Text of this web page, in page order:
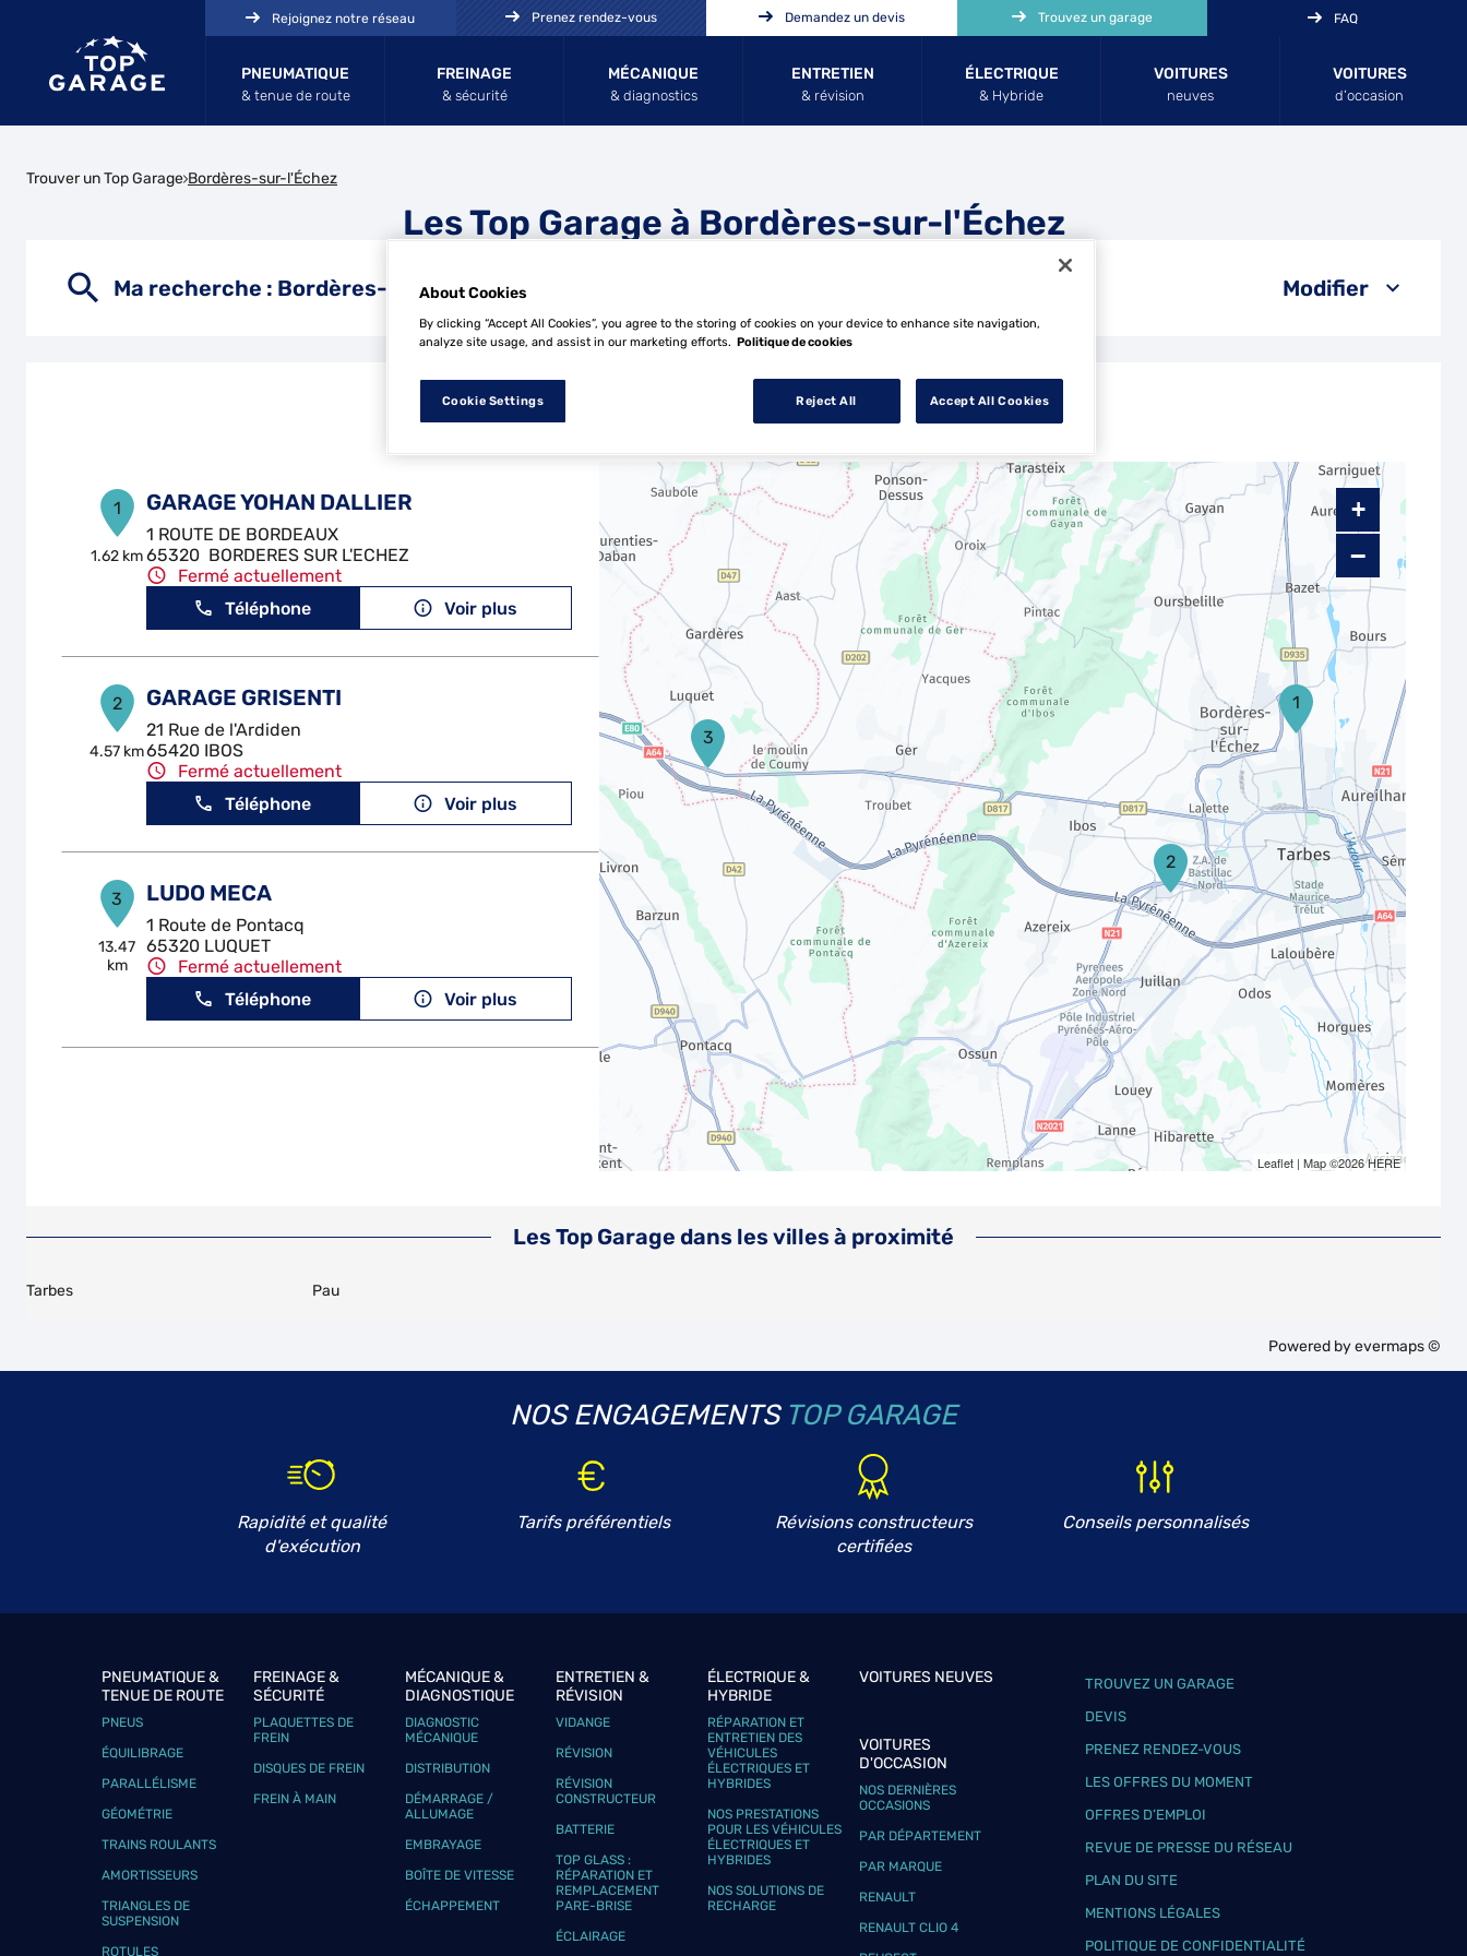
PNEUMATIQUE
& tenue de route
FREINAGE
& sécurité
MÉCANIQUE
& diagnostics
ENTRETIEN
& révision
ÉLECTRIQUE
& Hybride
VOITURES
neuves
VOITURES
d’occasion
Rejoignez notre réseau Prenez rendez-vous Demandez un devis Trouvez un garage FAQ
Trouver un Top Garage Bordères-sur-l'Échez
Les Top Garage à Bordères-sur-l'Échez
Ma recherche : Bordères-sur-l'Échez Modifier
3 Top Garage à Bordères-sur-l'Échez
1
1.62 km
GARAGE YOHAN DALLIER
1 ROUTE DE BORDEAUX
65320 BORDERES SUR L'ECHEZ
Fermé actuellement
Téléphone
Voir plus
2
4.57 km
GARAGE GRISENTI
21 Rue de l'Ardiden
65420 IBOS
Fermé actuellement
Téléphone
Voir plus
3
13.47
km
LUDO MECA
1 Route de Pontacq
65320 LUQUET
Fermé actuellement
Téléphone
Voir plus
3
2
1
+
−
Leaflet| Map ©2026HERE
Les Top Garage dans les villes à proximité
Tarbes Pau
Powered byevermaps ©
NOS ENGAGEMENTS TOP GARAGE
Rapidité et qualité
d'exécution
Tarifs préférentiels
Révisions constructeurs
certifiées
Conseils personnalisés
PNEUMATIQUE &
TENUE DE ROUTE
PNEUS
ÉQUILIBRAGE
PARALLÉLISME
GÉOMÉTRIE
TRAINS ROULANTS
AMORTISSEURS
TRIANGLES DE
SUSPENSION
ROTULES
FREINAGE &
SÉCURITÉ
PLAQUETTES DE
FREIN
DISQUES DE FREIN
FREIN À MAIN
MÉCANIQUE &
DIAGNOSTIQUE
DIAGNOSTIC
MÉCANIQUE
DISTRIBUTION
DÉMARRAGE /
ALLUMAGE
EMBRAYAGE
BOÎTE DE VITESSE
ÉCHAPPEMENT
ENTRETIEN &
RÉVISION
VIDANGE
RÉVISION
RÉVISION
CONSTRUCTEUR
BATTERIE
TOP GLASS :
RÉPARATION ET
REMPLACEMENT
PARE-BRISE
ÉCLAIRAGE
ÉLECTRIQUE &
HYBRIDE
RÉPARATION ET
ENTRETIEN DES
VÉHICULES
ÉLECTRIQUES ET
HYBRIDES
NOS PRESTATIONS
POUR LES VÉHICULES
ÉLECTRIQUES ET
HYBRIDES
NOS SOLUTIONS DE
RECHARGE
VOITURES NEUVES
VOITURES
D'OCCASION
NOS DERNIÈRES
OCCASIONS
PAR DÉPARTEMENT
PAR MARQUE
RENAULT
RENAULT CLIO 4
TROUVEZ UN GARAGE
DEVIS
PRENEZ RENDEZ-VOUS
LES OFFRES DU MOMENT
OFFRES D’EMPLOI
REVUE DE PRESSE DU RÉSEAU
PLAN DU SITE
MENTIONS LÉGALES
POLITIQUE DE CONFIDENTIALITÉ
About Cookies
By clicking “Accept All Cookies”, you agree to the storing of cookies on your device to enhance site navigation,
analyze site usage, and assist in our marketing efforts. Politique de cookies
Cookie Settings Reject All Accept All Cookies